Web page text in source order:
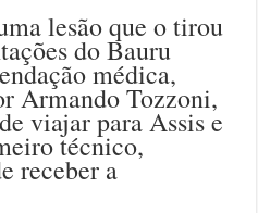
lesão que o tirou
do Bauru
médica,
Armando Tozzoni,
viajar para Assis e
técnico,
receber a